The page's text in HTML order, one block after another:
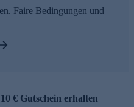
Faire Bedingungen und
€ Gutschein erhalten